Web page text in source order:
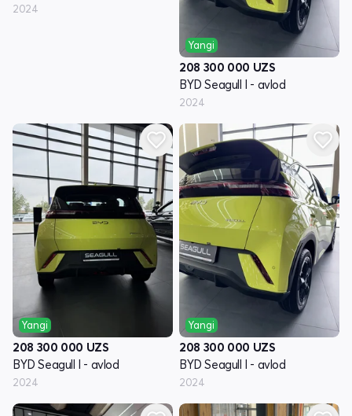
2024
Yangi
208 300 000 UZS
BYD Seagull I - avlod
2024
Yangi
208 300 000 UZS
BYD Seagull I - avlod
2024
Yangi
208 300 000 UZS
BYD Seagull I - avlod
2024